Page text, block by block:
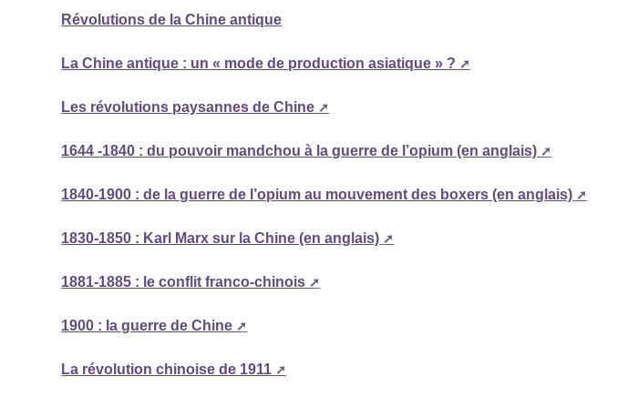
Révolutions de la Chine antique
La Chine antique : un « mode de production asiatique » ?
Les révolutions paysannes de Chine
1644 -1840 : du pouvoir mandchou à la guerre de l’opium (en anglais)
1840-1900 : de la guerre de l’opium au mouvement des boxers (en anglais)
1830-1850 : Karl Marx sur la Chine (en anglais)
1881-1885 : le conflit franco-chinois
1900 : la guerre de Chine
La révolution chinoise de 1911